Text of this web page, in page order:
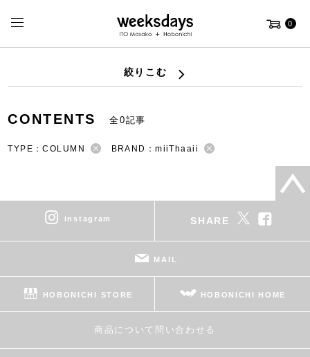
0
絞りこむ
CONTENTS 全0記事
TYPE：COLUMN BRAND：miiThaaii
instagram SHARE
MAIL
HOBONICHI STORE HOBONICHI HOME
商品について問い合わせる